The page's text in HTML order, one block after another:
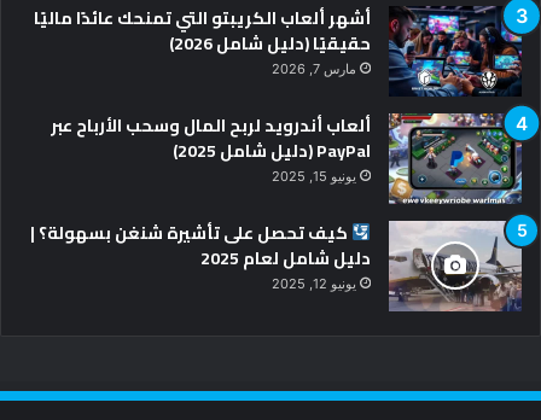
أشهر ألعاب الكريبتو التي تمنحك عائدًا ماليًا
حقيقيًا (دليل شامل 2026)
مارس 7, 2026
ألعاب أندرويد لربح المال وسحب الأرباح عبر
PayPal (دليل شامل 2025)
يونيو 15, 2025
كيف تحصل على تأشيرة شنغن بسهولة؟ |
دليل شامل لعام 2025
يونيو 12, 2025